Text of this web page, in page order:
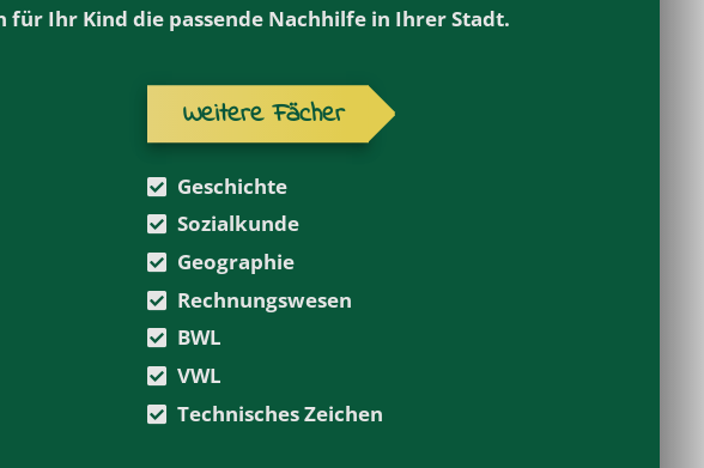
Ihr Kind die passende Nachhilfe in Ihrer Stadt.
Weitere Fächer
Geschichte
Sozialkunde
Geographie
Rechnungswesen
BWL
VWL
Technisches Zeichen